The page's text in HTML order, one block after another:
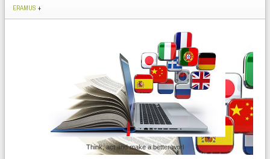
ERAMUS +
Think, act and make a better worl